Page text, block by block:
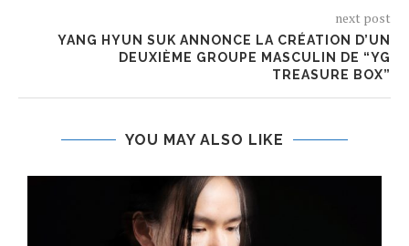
next post
YANG HYUN SUK ANNONCE LA CRÉATION D’UN
DEUXIÈME GROUPE MASCULIN DE “YG
TREASURE BOX”
YOU MAY ALSO LIKE